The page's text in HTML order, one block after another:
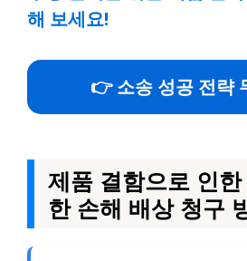
해 보세요!
👉 소송 성공 전략
제품 결함으로 인
한 손해 배상 청구